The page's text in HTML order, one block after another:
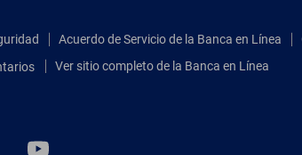
Acuerdo de Servicio de la Banca en Línea
comentarios Ver sitio completo de la Banca en Línea